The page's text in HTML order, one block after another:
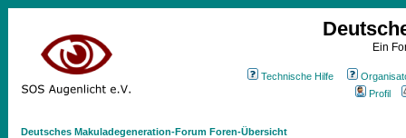
Ein
Technische Hilfe
Profil
Deutsches Makuladegeneration-Forum Foren-Übersicht